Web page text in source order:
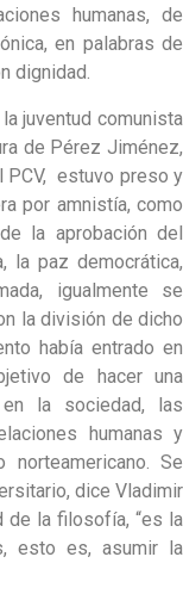
humanas, de
en palabras de
dignidad.
juventud comunista
de Pérez Jiménez,
PCV, estuvo preso y
por amnistía, como
la aprobación del
la paz democrática,
igualmente se
la división de dicho
había entrado en
de hacer una
la sociedad, las
humanas y
Se
dice Vladimir
de la filosofía, “es la
esto es, asumir la